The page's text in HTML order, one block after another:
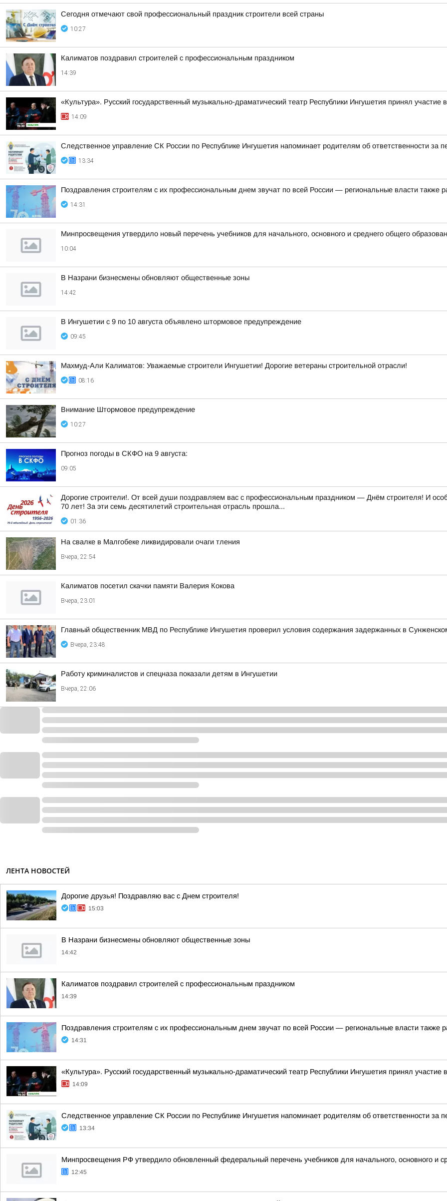
Сегодня отмечают свой профессиональный праздник строители всей страны
10:27
Калиматов поздравил строителей с профессиональным праздником
14:39
«Культура». Русский государственный музыкально-драматический театр Республики Ингушетия принял
14:09
Следственное управление СК России по Республике Ингушетия напоминает родителям об ответственности за
13:34
Поздравления строителям с их профессиональным днем звучат по всей России — региональные власти также
14:31
Минпросвещения утвердило новый перечень учебников для начального, основного и среднего общего
10:04
В Назрани бизнесмены обновляют общественные зоны
14:42
В Ингушетии с 9 по 10 августа объявлено штормовое предупреждение
09:45
Махмуд-Али Калиматов: Уважаемые строители Ингушетии! Дорогие ветераны строительной отрасли!
08:16
Внимание Штормовое предупреждение
10:27
Прогноз погоды в СКФО на 9 августа:
09:05
Дорогие строители!. От всей души поздравляем вас с профессиональным праздником — Днём строителя! И
70 лет! За эти семь десятилетий строительная отрасль прошла...
01:36
На свалке в Малгобеке ликвидировали очаги тления
Вчера, 22:54
Калиматов посетил скачки памяти Валерия Кокова
Вчера, 23:01
Главный общественник МВД по Республике Ингушетия проверил условия содержания задержанных в
Вчера, 23:48
Работу криминалистов и спецназа показали детям в Ингушетии
Вчера, 22:06
ЛЕНТА НОВОСТЕЙ
Дорогие друзья! Поздравляю вас с Днем строителя!
15:03
В Назрани бизнесмены обновляют общественные зоны
14:42
Калиматов поздравил строителей с профессиональным праздником
14:39
Поздравления строителям с их профессиональным днем звучат по всей России — региональные власти также
14:31
«Культура». Русский государственный музыкально-драматический театр Республики Ингушетия принял
14:09
Следственное управление СК России по Республике Ингушетия напоминает родителям об ответственности за
13:34
Минпросвещения РФ утвердило обновленный федеральный перечень учебников для начального, основного и
12:45